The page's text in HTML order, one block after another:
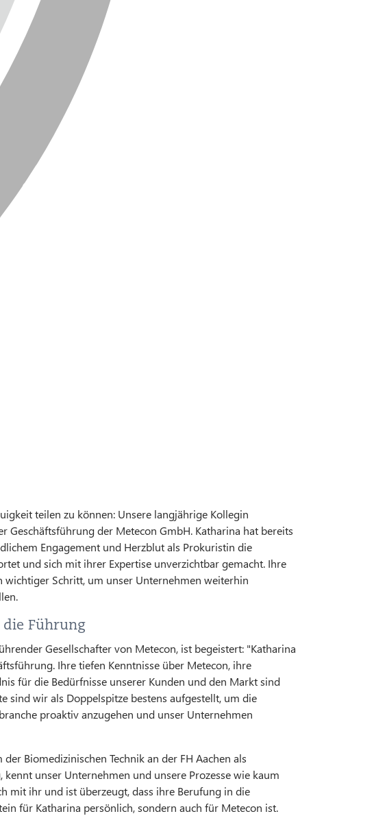
teilen zu können: Unsere langjährige Kollegin
Geschäftsführung der Metecon GmbH. Katharina hat bereits
Engagement und Herzblut als Prokuristin die
und sich mit ihrer Expertise unverzichtbar gemacht. Ihre
wichtiger Schritt, um unser Unternehmen weiterhin
Führung
Gesellschafter von Metecon, ist begeistert: "Katharina
Ihre tiefen Kenntnisse über Metecon, ihre
für die Bedürfnisse unserer Kunden und den Markt sind
sind wir als Doppelspitze bestens aufgestellt, um die
proaktiv anzugehen und unser Unternehmen
Biomedizinischen Technik an der FH Aachen als
unser Unternehmen und unsere Prozesse wie kaum
mit ihr und ist überzeugt, dass ihre Berufung in die
für Katharina persönlich, sondern auch für Metecon ist.